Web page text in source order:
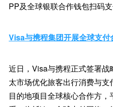
PP及全球银联合作钱包扫码支
Visa与携程集团开展全球支付
近日，Visa与携程正式签署战
太市场优化旅客出行消费与
目的地项目全球核心合作方